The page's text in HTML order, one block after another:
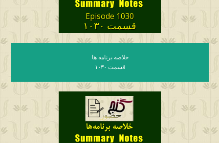
Episode 1030
قسمت ۱۰۳۰
خلاصه برنامه ها
قسمت ۱۰۳۰